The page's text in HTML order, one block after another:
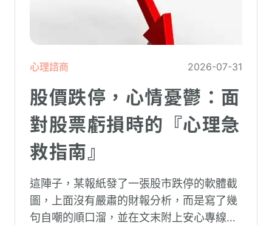
心理諮商 2026-07-31
股價跌停，心情憂鬱：面
對股票虧損時的『心理急
救指南』
這陣子，某報紙發了一張股市跌停的軟體截
圖，上面沒有嚴肅的財報分析，而是寫了幾
句自嘲的順口溜，並在文末附上安心專線與